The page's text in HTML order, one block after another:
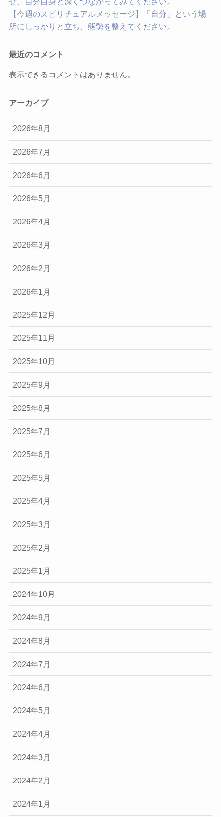
【今週のスピリチュアルメッセージ】「自分」という場
所にしっかりと立ち、態勢を整えてください。
最近のコメント
表示できるコメントはありません。
アーカイブ
2026年8月
2026年7月
2026年6月
2026年5月
2026年4月
2026年3月
2026年2月
2026年1月
2025年12月
2025年11月
2025年10月
2025年9月
2025年8月
2025年7月
2025年6月
2025年5月
2025年4月
2025年3月
2025年2月
2025年1月
2024年10月
2024年9月
2024年8月
2024年7月
2024年6月
2024年5月
2024年4月
2024年3月
2024年2月
2024年1月